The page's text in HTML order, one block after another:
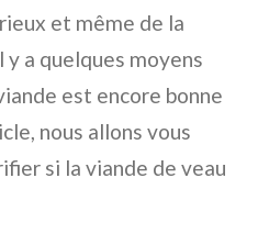
et même de la
a quelques moyens
est encore bonne
nous allons vous
si la viande de veau